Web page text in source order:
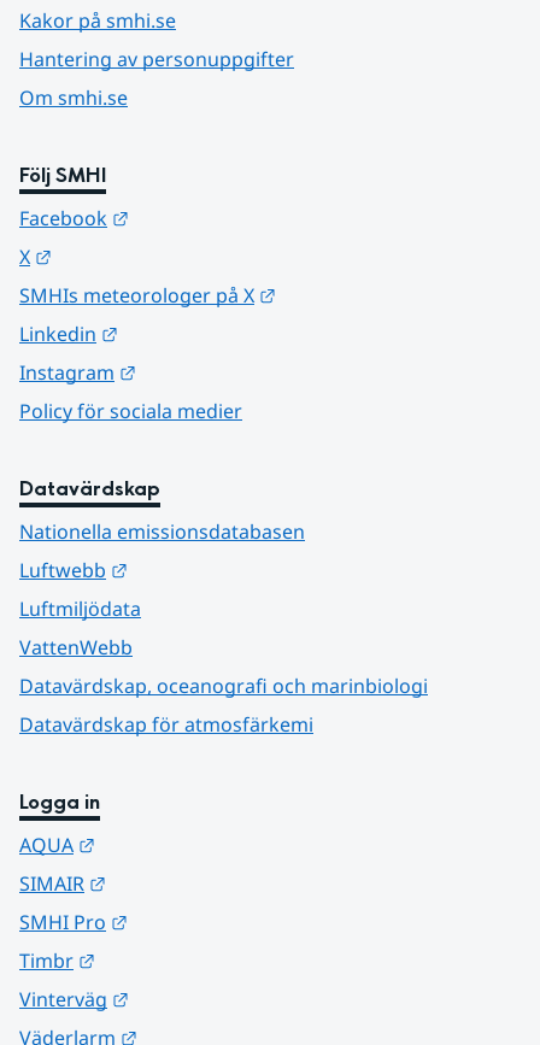
Kakor på smhi.se
Hantering av personuppgifter
Om smhi.se
Följ SMHI
Facebook
X
SMHIs meteorologer på X
Linkedin
Instagram
Policy för sociala medier
Datavärdskap
Nationella emissionsdatabasen
Luftwebb
Luftmiljödata
VattenWebb
Datavärdskap, oceanografi och marinbiologi
Datavärdskap för atmosfärkemi
Logga in
AQUA
SIMAIR
SMHI Pro
Timbr
Vinterväg
Väderlarm